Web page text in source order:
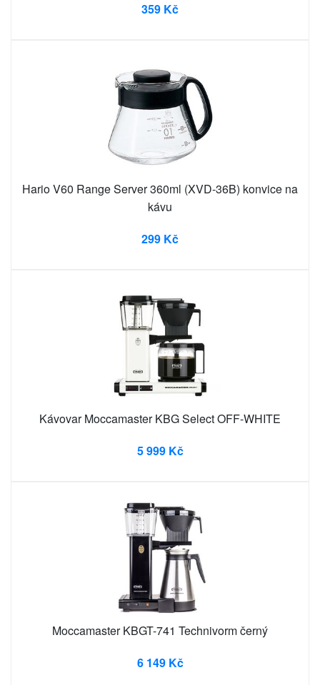
359 Kč
Hario V60 Range Server 360ml (XVD-36B) konvice na
kávu
299 Kč
Kávovar Moccamaster KBG Select OFF-WHITE
5 999 Kč
Moccamaster KBGT-741 Technivorm černý
6 149 Kč